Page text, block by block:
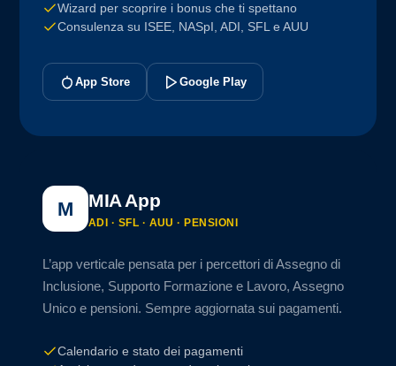
Wizard per scoprire i bonus che ti spettano
Consulenza su ISEE, NASpI, ADI, SFL e AUU
App Store Google Play
M MIA App
ADI · SFL · AUU · PENSIONI
L’app verticale pensata per i percettori di Assegno di
Inclusione, Supporto Formazione e Lavoro, Assegno
Unico e pensioni. Sempre aggiornata sui pagamenti.
Calendario e stato dei pagamenti